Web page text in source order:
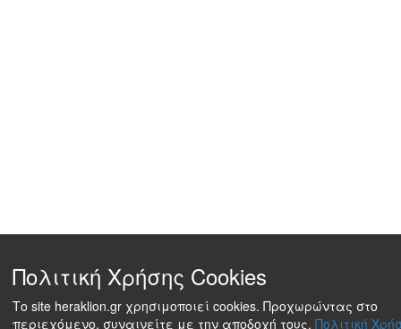
Πολιτική Χρήσης Cookies
Το site heraklion.gr χρησιμοποιεί cookies. Προχωρώντας στο
περιεχόμενο, συναινείτε με την αποδοχή τους. Πολιτική